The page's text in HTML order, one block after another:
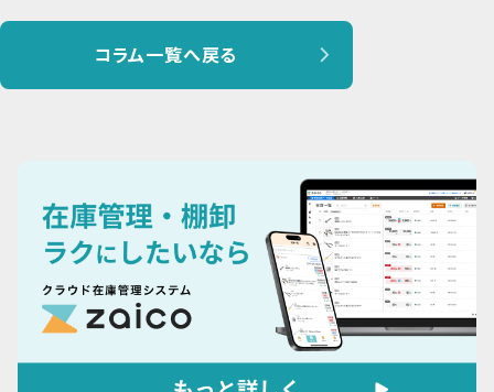
コラム一覧へ戻る